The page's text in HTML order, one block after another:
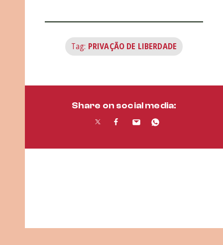
Tag: PRIVAÇÃO DE LIBERDADE
Share on social media: